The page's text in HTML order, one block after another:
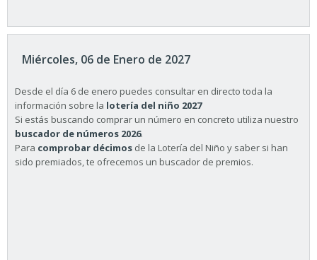
Miércoles, 06 de Enero de 2027
Desde el día 6 de enero puedes consultar en directo toda la
información sobre la lotería del niño 2027
Si estás buscando comprar un número en concreto utiliza nuestro
buscador de números 2026.
Para comprobar décimos de la Lotería del Niño y saber si han
sido premiados, te ofrecemos un buscador de premios.